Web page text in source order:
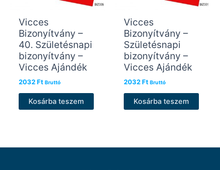
Vicces
Bizonyítvány –
40. Születésnapi
bizonyítvány –
Vicces Ajándék
2032Ft Bruttó
Kosárba teszem
Vicces
Bizonyítvány –
Születésnapi
bizonyítvány –
Vicces Ajándék
2032Ft Bruttó
Kosárba teszem